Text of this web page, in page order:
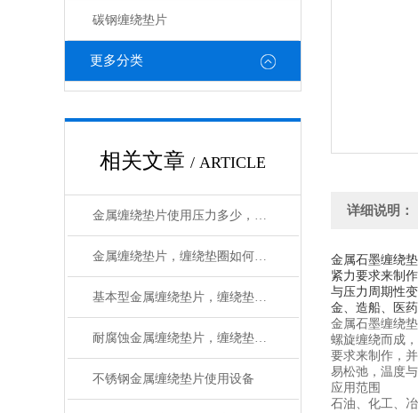
碳钢缠绕垫片
更多分类
相关文章 / ARTICLE
金属缠绕垫片使用压力多少，使用温度多少
金属缠绕垫片，缠绕垫圈如何使用
基本型金属缠绕垫片，缠绕垫圈生产工艺
耐腐蚀金属缠绕垫片，缠绕垫圈如何使用安装
不锈钢金属缠绕垫片使用设备
详细说明：
金属石墨缠绕
紧力要求来制
与压力周期性
金、造船、医
金属石墨缠绕
螺旋缠绕而成
要求来制作，
易松弛，温度
应用范围
石油、化工、